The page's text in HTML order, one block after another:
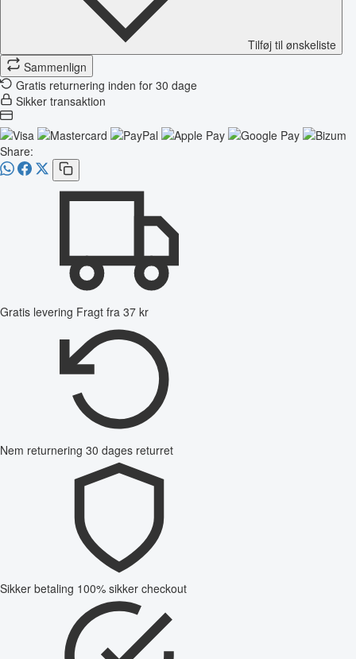
Tilføj til ønskeliste
Sammenlign
Gratis returnering inden for 30 dage
Sikker transaktion
Share:
Gratis levering Fragt fra 37 kr
Nem returnering 30 dages returret
Sikker betaling 100% sikker checkout